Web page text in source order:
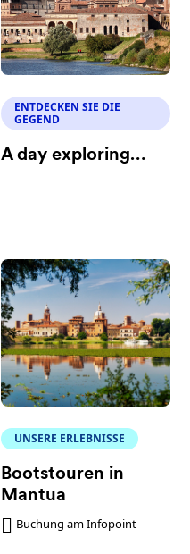
ENTDECKEN SIE DIE
GEGEND
A day exploring…
UNSERE ERLEBNISSE
Bootstouren in
Mantua
Buchung am Infopoint